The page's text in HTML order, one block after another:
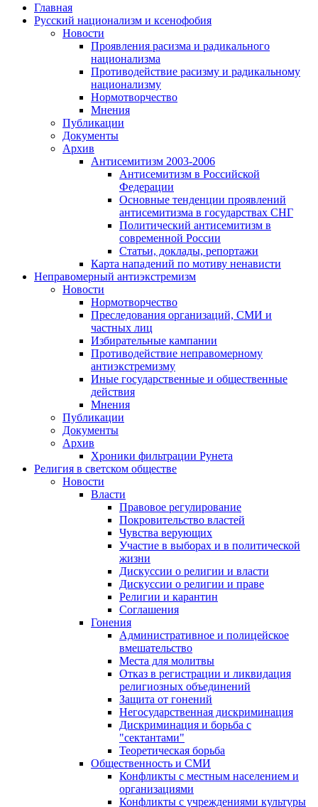
Главная
Русский национализм и ксенофобия
Новости
Проявления расизма и радикального
национализма
Противодействие расизму и радикальному
национализму
Нормотворчество
Мнения
Публикации
Документы
Архив
Антисемитизм 2003-2006
Антисемитизм в Российской
Федерации
Основные тенденции проявлений
антисемитизма в государствах СНГ
Политический антисемитизм в
современной России
Статьи, доклады, репортажи
Карта нападений по мотиву ненависти
Неправомерный антиэкстремизм
Новости
Нормотворчество
Преследования организаций, СМИ и
частных лиц
Избирательные кампании
Противодействие неправомерному
антиэкстремизму
Иные государственные и общественные
действия
Мнения
Публикации
Документы
Архив
Хроники фильтрации Рунета
Религия в светском обществе
Новости
Власти
Правовое регулирование
Покровительство властей
Чувства верующих
Участие в выборах и в политической
жизни
Дискуссии о религии и власти
Дискуссии о религии и праве
Религии и карантин
Соглашения
Гонения
Административное и полицейское
вмешательство
Места для молитвы
Отказ в регистрации и ликвидация
религиозных объединений
Защита от гонений
Негосударственная дискриминация
Дискриминация и борьба с
"сектантами"
Теоретическая борьба
Общественность и СМИ
Конфликты с местным населением и
организациями
Конфликты с учреждениями культуры